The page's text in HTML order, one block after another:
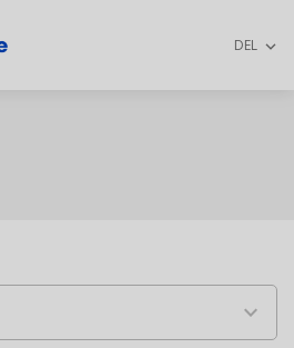
DEL keyboard_arrow_down
keyboard_arrow_down